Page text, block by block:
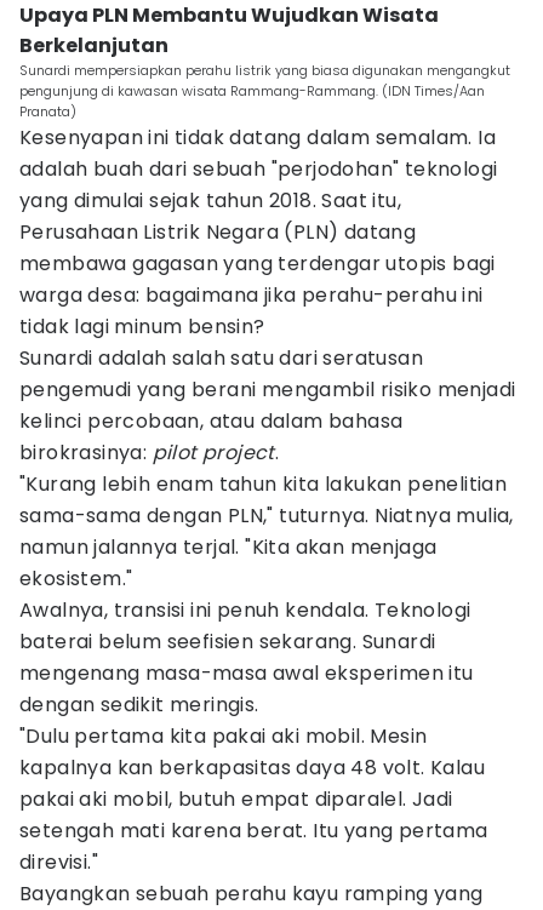
Upaya PLN Membantu Wujudkan Wisata
Berkelanjutan
Sunardi mempersiapkan perahu listrik yang biasa digunakan mengangkut
pengunjung di kawasan wisata Rammang-Rammang. (IDN Times/Aan
Pranata)
Kesenyapan ini tidak datang dalam semalam. Ia
adalah buah dari sebuah "perjodohan" teknologi
yang dimulai sejak tahun 2018. Saat itu,
Perusahaan Listrik Negara (PLN) datang
membawa gagasan yang terdengar utopis bagi
warga desa: bagaimana jika perahu-perahu ini
tidak lagi minum bensin?
Sunardi adalah salah satu dari seratusan
pengemudi yang berani mengambil risiko menjadi
kelinci percobaan, atau dalam bahasa
birokrasinya: pilot project.
"Kurang lebih enam tahun kita lakukan penelitian
sama-sama dengan PLN," tuturnya. Niatnya mulia,
namun jalannya terjal. "Kita akan menjaga
ekosistem."
Awalnya, transisi ini penuh kendala. Teknologi
baterai belum seefisien sekarang. Sunardi
mengenang masa-masa awal eksperimen itu
dengan sedikit meringis.
"Dulu pertama kita pakai aki mobil. Mesin
kapalnya kan berkapasitas daya 48 volt. Kalau
pakai aki mobil, butuh empat diparalel. Jadi
setengah mati karena berat. Itu yang pertama
direvisi."
Bayangkan sebuah perahu kayu ramping yang